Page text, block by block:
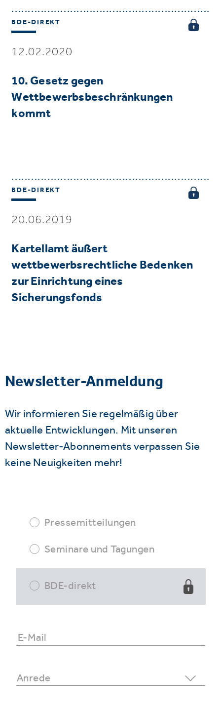
BDE-DIREKT
12.02.2020
10. Gesetz gegen
Wettbewerbsbeschränkungen
kommt
BDE-DIREKT
20.06.2019
Kartellamt äußert
wettbewerbsrechtliche Bedenken
zur Einrichtung eines
Sicherungsfonds
Newsletter-Anmeldung
Wir informieren Sie regelmäßig über
aktuelle Entwicklungen. Mit unseren
Newsletter-Abonnements verpassen Sie
keine Neuigkeiten mehr!
Pressemitteilungen
Seminare und Tagungen
BDE-direkt